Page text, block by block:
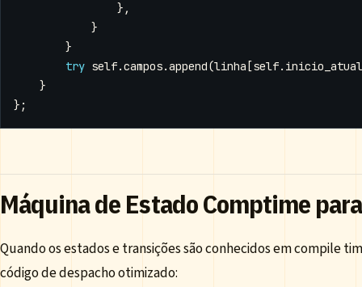
},
}
}
try self.campos.append(linha [self. inicio_atual
}
};
Máquina de Estado Comptime
Quando os estados e transições são conhecidos em compile
código de despacho otimizado: